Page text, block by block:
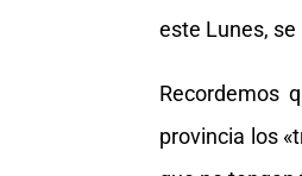
este Lunes,
Recordemos
provincia los